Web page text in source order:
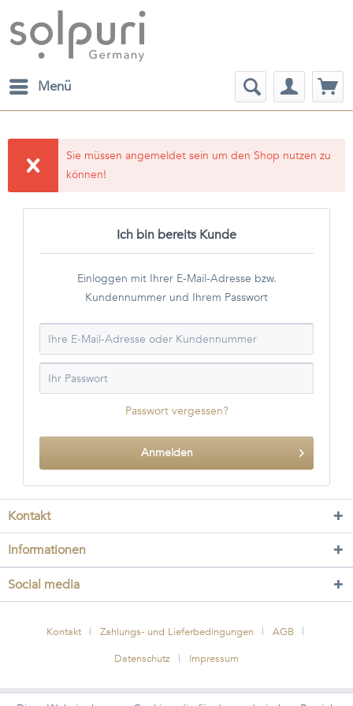
Menü
Sie müssen angemeldet sein um den Shop nutzen zu
können!
Ich bin bereits Kunde
Einloggen mit Ihrer E-Mail-Adresse bzw.
Kundennummer und Ihrem Passwort
Passwort vergessen?
Anmelden
Kontakt
Informationen
Social media
Kontakt Zahlungs- und Lieferbedingungen
AGB
Datenschutz
Impressum